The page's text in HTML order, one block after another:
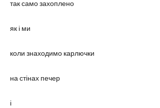
так само захоплено
як і ми
коли знаходимо карлючки
на стінах печер
і